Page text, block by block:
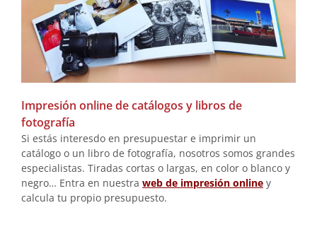
Impresión online de catálogos y libros de
fotografía
Si estás interesdo en presupuestar e imprimir un
catálogo o un libro de fotografía, nosotros somos grandes
especialistas. Tiradas cortas o largas, en color o blanco y
negro… Entra en nuestra web de impresión online y
calcula tu propio presupuesto.